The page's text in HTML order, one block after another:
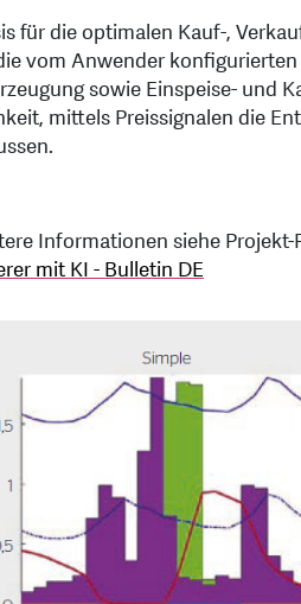
für die optimalen Kauf-,
vom Anwender
sowie Einspeise- und
mittels Preissignalen die
Informationen siehe
mit KI - Bulletin DE